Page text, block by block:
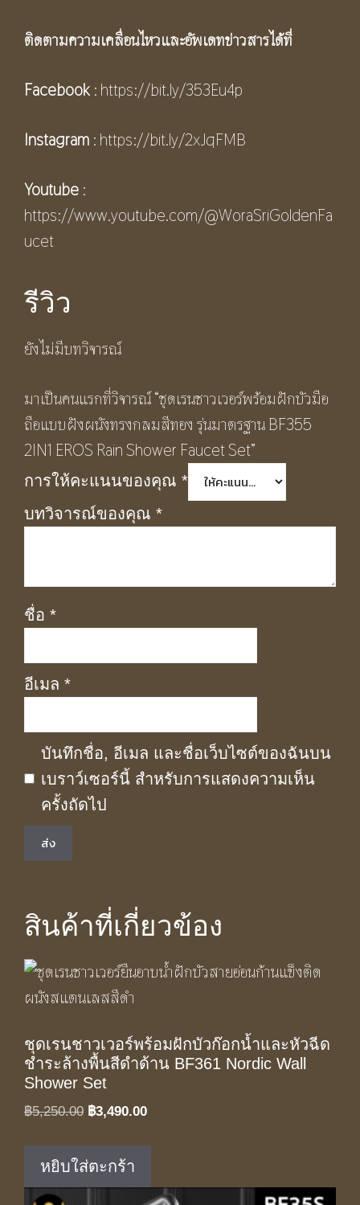
ติดตามความเคลื่อนไหวและอัพเดทข่าวสารได้ที่
Facebook : https://bit.ly/353Eu4p
Instagram : https://bit.ly/2xJqFMB
Youtube :
https://www.youtube.com/@WoraSriGoldenFa
ucet
รีวิว
ยังไม่มีบทวิจารณ์
มาเป็นคนแรกที่วิจารณ์ “ชุดเรนชาวเวอร์พร้อมฝักบัวมือ
ถือแบบฝังผนังทรงกลมสีทอง รุ่นมาตรฐาน BF355
2IN1 EROS Rain Shower Faucet Set”
การให้คะแนนของคุณ *
บทวิจารณ์ของคุณ *
ชื่อ *
อีเมล *
บันทึกชื่อ, อีเมล และชื่อเว็บไซต์ของฉันบน
เบราว์เซอร์นี้ สำหรับการแสดงความเห็น
ครั้งถัดไป
สินค้าที่เกี่ยวข้อง
ชุดเรนชาวเวอร์พร้อมฝักบัวก๊อกน้ำและหัวฉีด
ชำระล้างพื้นสีดำด้าน BF361 Nordic Wall
Shower Set
฿5,250.00 Original
฿5,250.00.
฿3,490.00Current
หยิบใส่ตะกร้า